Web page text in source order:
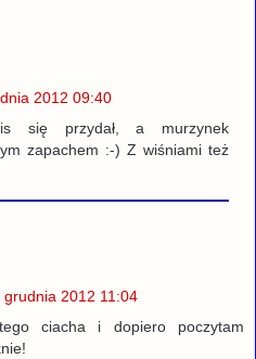
2012 09:40
się przydał, a murzynek
zapachem :-) Z wiśniami też
grudnia 2012 11:04
ciacha i dopiero poczytam